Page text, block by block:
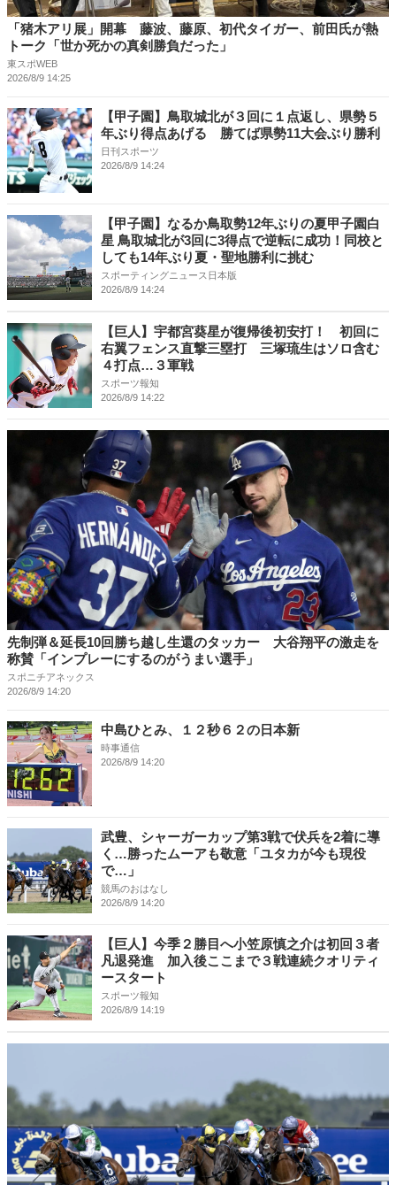
「猪木アリ展」開幕 藤波、藤原、初代タイガー、前田氏が熱
トーク「世か死かの真剣勝負だった」
東スポWEB
2026/8/9 14:25
【甲子園】鳥取城北が３回に１点返し、県勢５
年ぶり得点あげる 勝てば県勢11大会ぶり勝利
日刊スポーツ
2026/8/9 14:24
【甲子園】なるか鳥取勢12年ぶりの夏甲子園白
星 鳥取城北が3回に3得点で逆転に成功！同校と
しても14年ぶり夏・聖地勝利に挑む
スポーティングニュース日本版
2026/8/9 14:24
【巨人】宇都宮葵星が復帰後初安打！ 初回に
右翼フェンス直撃三塁打 三塚琉生はソロ含む
４打点…３軍戦
スポーツ報知
2026/8/9 14:22
先制弾＆延長10回勝ち越し生還のタッカー 大谷翔平の激走を
称賛「インプレーにするのがうまい選手」
スポニチアネックス
2026/8/9 14:20
中島ひとみ、１２秒６２の日本新
時事通信
2026/8/9 14:20
武豊、シャーガーカップ第3戦で伏兵を2着に導
く…勝ったムーアも敬意「ユタカが今も現役
で…」
競馬のおはなし
2026/8/9 14:20
【巨人】今季２勝目へ小笠原慎之介は初回３者
凡退発進 加入後ここまで３戦連続クオリティ
ースタート
スポーツ報知
2026/8/9 14:19